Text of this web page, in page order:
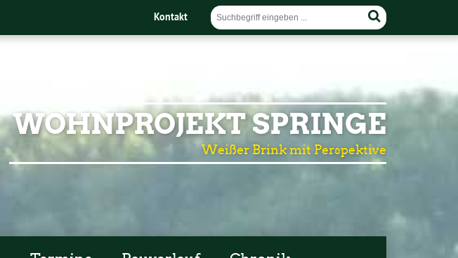
Kontakt
WOHNPROJEKT SPRINGE
Weißer Brink mit Perspektive